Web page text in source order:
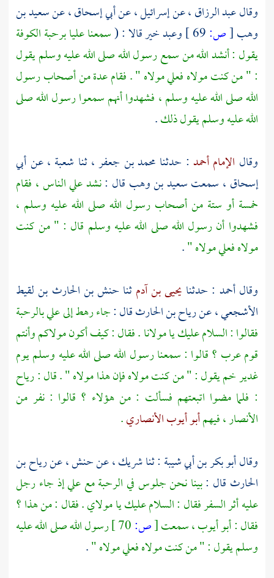
وقالعبد الرزاق، عنإسرائيل، عنأبي إسحاق، عنسعيد بن
وهب[ص: وعبد خيرقالا : (سمعنا عليا برحبة الكوفة
يقول : أنشد الله من سمع رسول الله صلى الله عليه وسلم يقول
: " من كنت مولاه فعلي مولاه " . فقام عدة من أصحاب رسول
الله صلى الله عليه وسلم ، فشهدوا أنهم سمعوا رسول الله صلى
الله عليه وسلم يقول ذلك.
وقال الإمام أحمد : حدثنا محمد بن جعفر، ثنا شعبة ، عنأبي
إسحاق ، سمعتسعيد بن وهب قال :نشد علي الناس ، فقام
خمسة أو ستة من أصحاب رسول الله صلى الله عليه وسلم ،
فشهدوا أن رسول الله صلى الله عليه وسلم قال : " من كنت
مولاه فعلي مولاه ".
وقالأحمد : حدثنا يحيى بن آدمثنا حنش بن الحارث بن لقيط
الأشجعي، عنرياح بن الحارثقال :جاء رهط إلى علي بالرحبة
فقالوا : السلام عليك يا مولانا . فقال : كيف أكون مولاكم وأنتم
قوم عرب ؟ قالوا : سمعنا رسول الله صلى الله عليه وسلم يوم
غدير خم يقول : " من كنت مولاه فإن هذا مولاه " . قال : رياح
: فلما مضوا اتبعتهم فسألت : من هؤلاء ؟ قالوا : نفر من
الأنصار ، فيهمأبو أيوب الأنصاري.
وقالأبو بكر بن أبي شيبة : ثناشريك، عنحنش، عنرياح بن
الحارث قال :بينا نحن جلوس في الرحبة مع علي إذ جاء رجل
عليه أثر السفر فقال : السلام عليك يا مولاي . فقال : من هذا ؟
فقال : أبو أيوب ، سمعت[ص:
رسول الله صلى الله عليه
وسلم يقول : " من كنت مولاه فعلي مولاه ".